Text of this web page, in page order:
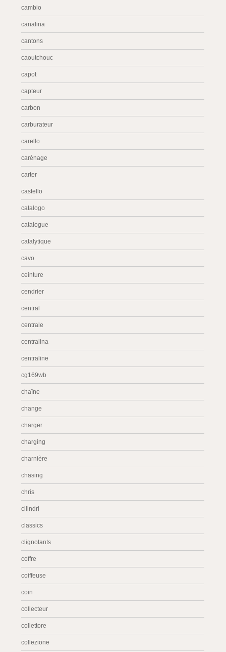
cambio
canalina
cantons
caoutchouc
capot
capteur
carbon
carburateur
carello
carénage
carter
castello
catalogo
catalogue
catalytique
cavo
ceinture
cendrier
central
centrale
centralina
centraline
cg169wb
chaîne
change
charger
charging
charnière
chasing
chris
cilindri
classics
clignotants
coffre
coiffeuse
coin
collecteur
collettore
collezione